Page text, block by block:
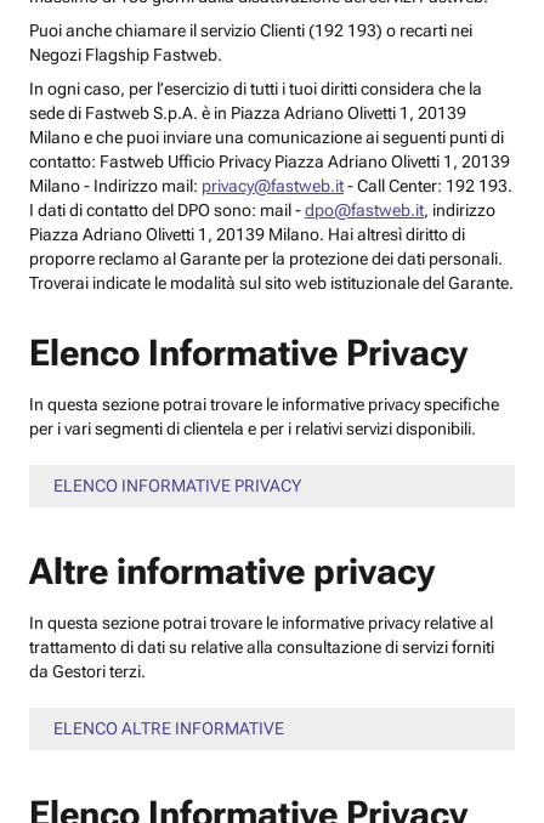
Puoi anche chiamare il servizio Clienti (192 193) o recarti nei
Negozi Flagship Fastweb.
In ogni caso, per l’esercizio di tutti i tuoi diritti considera che la
sede di Fastweb S.p.A. è in Piazza Adriano Olivetti 1, 20139
Milano e che puoi inviare una comunicazione ai seguenti punti di
contatto: Fastweb Ufficio Privacy Piazza Adriano Olivetti 1, 20139
Milano - Indirizzo mail: privacy@fastweb.it- Call Center: 192 193.
I dati di contatto del DPO sono: mail -dpo@fastweb.it, indirizzo
Piazza Adriano Olivetti 1, 20139 Milano. Hai altresì diritto di
proporre reclamo al Garante per la protezione dei dati personali.
Troverai indicate le modalità sul sito web istituzionale del Garante.
Elenco Informative Privacy
In questa sezione potrai trovare le informative privacy specifiche
per i vari segmenti di clientela e per i relativi servizi disponibili.
ELENCO INFORMATIVE PRIVACY
Altre informative privacy
In questa sezione potrai trovare le informative privacy relative al
trattamento di dati su relative alla consultazione di servizi forniti
da Gestori terzi.
ELENCO ALTRE INFORMATIVE
Elenco Informative Privacy